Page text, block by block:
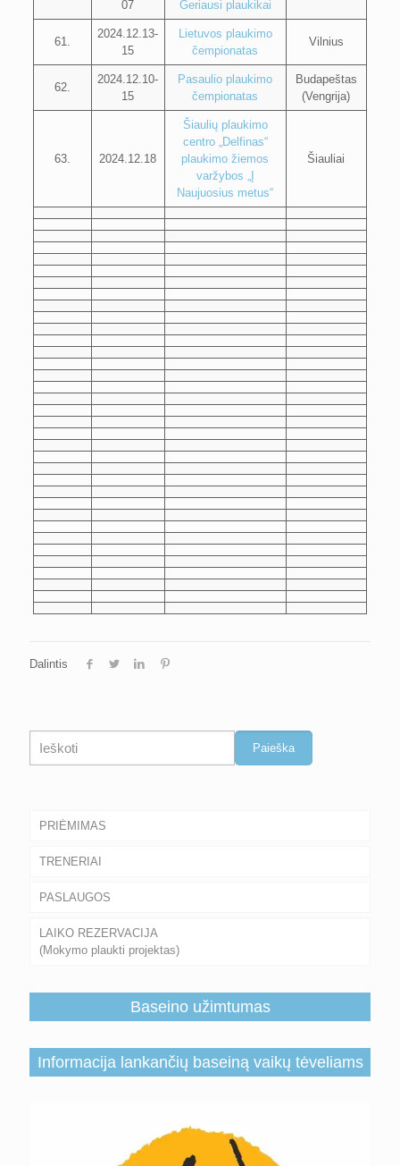
07 Geriausi plaukikai
61.
2024.12.13-
15
Lietuvos plaukimo
čempionatas
Vilnius
62.
2024.12.10-
15
Pasaulio plaukimo
čempionatas
Budapeštas
(Vengrija)
63. 2024.12.18
Šiaulių plaukimo
centro „Delfinas“
plaukimo žiemos
varžybos „Į
Naujuosius metus“
Šiauliai
Dalintis
Paieška Paieška
PRIĖMIMAS
TRENERIAI
PASLAUGOS
LAIKO REZERVACIJA
(Mokymo plaukti projektas)
Baseino užimtumas
Informacija lankančių baseiną vaikų tėveliams